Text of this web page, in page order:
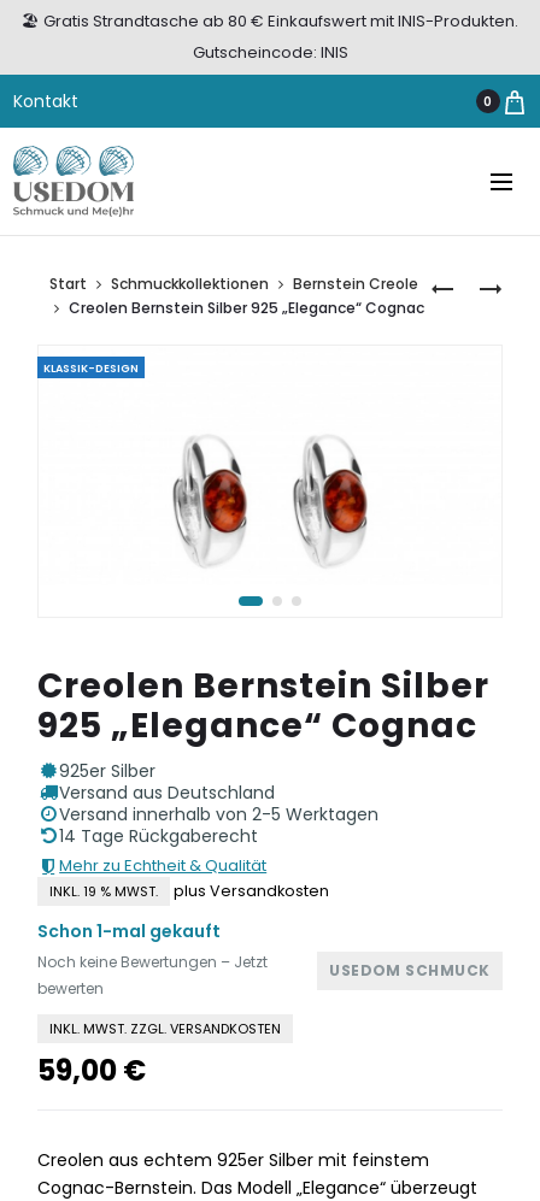
🏖️ Gratis Strandtasche ab 80 € Einkaufswert mit INIS-Produkten.
Gutscheincode: INIS
Kontakt 0
CREOLEN
KERZE
Start Schmuckkollektionen
Bernstein Creole
Creolen Bernstein Silber 925 „Elegance“ Cognac
KLASSIK-DESIGN
Creolen Bernstein Silber
925 „Elegance“ Cognac
925er Silber
Versand aus Deutschland
Versand innerhalb von 2-5 Werktagen
14 Tage Rückgaberecht
Mehr zu Echtheit & Qualität
INKL. 19 % MWST. plus Versandkosten
Schon 1-mal gekauft
USEDOM SCHMUCK
Noch keine Bewertungen – Jetzt
bewerten
INKL. MWST. ZZGL. VERSANDKOSTEN
59,00€
Creolen aus echtem 925er Silber mit feinstem
Cognac-Bernstein. Das Modell „Elegance“ überzeugt